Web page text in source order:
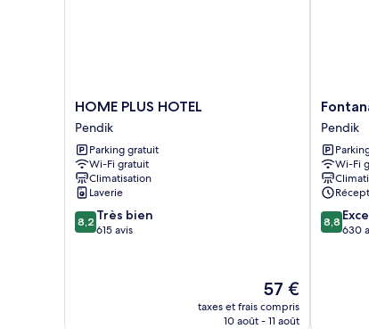
HOME
PLUS
HOTEL
Pendik
HOME PLUS HOTEL
Pendik
Parking gratuit
Wi-Fi gratuit
Climatisation
Laverie
8.2
sur
8,2 Très bien
615 avis
Le
nouveau
prix
57 €
taxes et frais compris
10 août - 11 août
Fontana
Verde
Pendik
Pendik
Wi-Fi
8.8
sur
8,8
630